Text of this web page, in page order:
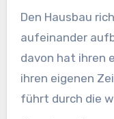
Den Hausbau
aufeinander
davon hat ihren
ihren eigenen
führt durch die